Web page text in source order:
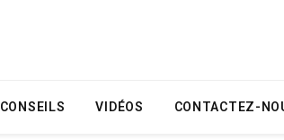
CONSEILS VIDÉOS CONTACTEZ-